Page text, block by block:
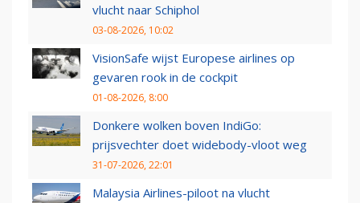
vlucht naar Schiphol
03-08-2026, 10:02
VisionSafe wijst Europese airlines op
gevaren rook in de cockpit
01-08-2026, 8:00
Donkere wolken boven IndiGo:
prijsvechter doet widebody-vloot weg
31-07-2026, 22:01
Malaysia Airlines-piloot na vlucht